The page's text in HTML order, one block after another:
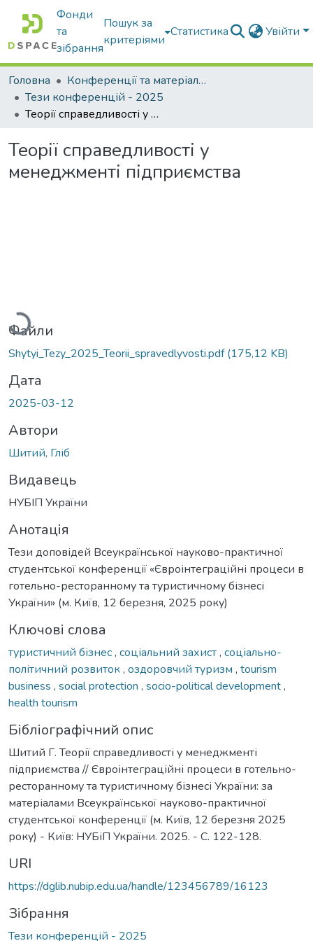
Фонди
та
зібрання
Пошук за
критеріями
Статистика Увійти
Головна
Конференції та матеріали конференцій
Тези конференцій - 2025
Теорії справедливості у менеджменті підприємства
Теорії справедливості у
менеджменті підприємства
Файли
Shytyi_Tezy_2025_Teorii_spravedlyvosti.pdf(175,12 KB)
Дата
2025-03-12
Автори
Шитий, Гліб
Видавець
НУБІП України
Анотація
Тези доповідей Всеукраїнської науково-практичної
студентської конференції «Євроінтеграційні процеси в
готельно-ресторанному та туристичному бізнесі
України» (м. Київ, 12 березня, 2025 року)
Ключові слова
туристичний бізнес, соціальний захист, соціально-
політичний розвиток, оздоровчий туризм , tourism
business , social protection , socio-political development,
health tourism
Бібліографічний опис
Шитий Г. Теорії справедливості у менеджменті
підприємства // Євроінтеграційні процеси в готельно-
ресторанному та туристичному бізнесі України: за
матеріалами Всеукраїнської науково-практичної
студентської конференції (м. Київ, 12 березня 2025
року) - Київ: НУБіП України. 2025. - С. 122-128.
URI
https://dglib.nubip.edu.ua/handle/123456789/16123
Зібрання
Тези конференцій - 2025